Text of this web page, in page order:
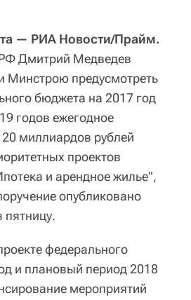
— РИА Новости/Прайм.
Дмитрий Медведев
Минстрою предусмотреть
бюджета на 2017 год
годов ежегодное
миллиардов рублей
проектов
и арендное жилье",
опубликовано
пятницу.
федерального
и плановый период 2018
мероприятий